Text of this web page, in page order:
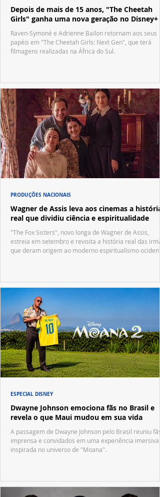
Depois de mais de 15 anos, "The Cheetah
Girls" ganha uma nova geração no Disney+
Raven-Symoné e Adrienne Bailon retornam aos seus
papéis em "The Cheetah Girls: Next Gen", que terá
filmagens realizadas na África do Sul.
Wagner de Assis leva aos cinemas a história
real que dividiu ciência e espiritualidade
"The Fox Sisters", novo longa de Wagner de Assis,
estreia em setembro e revisita a história real das
que deram origem ao moderno espiritualismo
PRODUÇÕES NACIONAIS
Dwayne Johnson emociona fãs no Brasil e
revela o que Maui mudou em sua vida
A passagem de Dwayne Johnson pelo Brasil reuniu fãs,
imprensa e convidados em uma experiência imersiva
inspirada no universo de "Moana".
ESPECIAL DISNEY